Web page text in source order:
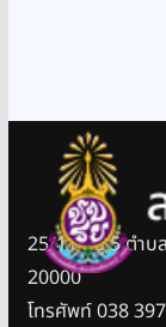
25/11 หมู่ 5 ตำบ
20000
โทรศัพท์ 038